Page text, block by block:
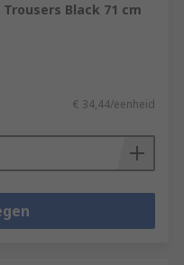
Black 71 cm
€ 34,44/eenheid